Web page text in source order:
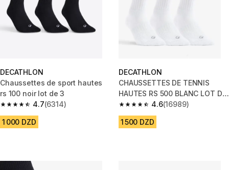
DECATHLON
Chaussettes de sport hautes
rs 100 noir lot de 3
4.7
4.7 out of 5 stars from 6314 reviews
(6314)
1 000 DZD
DECATHLON
CHAUSSETTES DE TENNIS
HAUTES RS 500 BLANC LOT DE
3
4.6
4.6 out of 5 stars from 16989
(16989)
1 500 DZD